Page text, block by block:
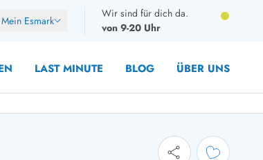
Mein Esmark
Wir sind für dich da.
von 9-20 Uhr
LAST MINUTE BLOG ÜBER UNS